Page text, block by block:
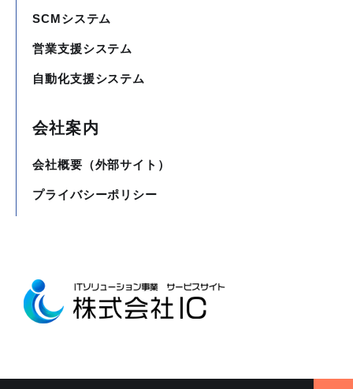
SCMシステム
営業支援システム
自動化支援システム
会社案内
会社概要（外部サイト）
プライバシーポリシー